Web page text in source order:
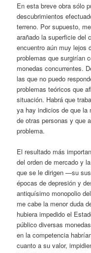
En esta breve obra sólo
descubrimientos
terreno. Por supuesto,
arañado la superficie del
encuentro aún muy lejos
problemas que surgirían
monedas concurrentes.
las que no puedo
problemas teóricos que
situación. Habrá que
ya hay indicios de que la
de otras personas y que
problema.
El resultado más
del orden de mercado y
que se le dirigen —su
épocas de depresión y
antiquísimo monopolio
me cabe la menor duda
hubiera impedido el
público diversas
en la competencia
cuanto a su valor,